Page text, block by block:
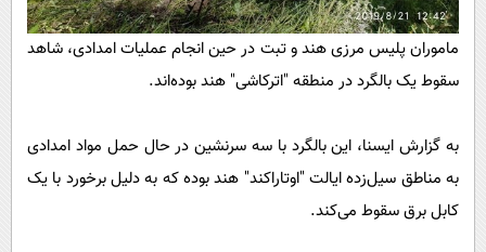
اجتماعی
حیات وحش
سیاست خارجی
ماموران پلیس مرزی هند و تبت در حین انجام عملیات امدادی، شاهد
سقوط یک بالگرد در منطقه "اترکاشی" هند بوده‌اند.
به گزارش ایسنا، این بالگرد با سه سرنشین در حال حمل مواد امدادی
به مناطق سیل‌زده ایالت "اوتاراکند" هند بوده که به دلیل برخورد با یک
کابل برق سقوط می‌کند.